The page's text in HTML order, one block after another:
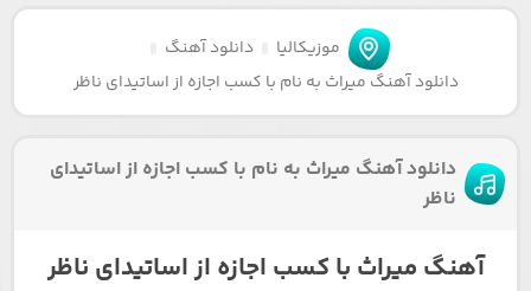
موزیکالیا
دانلود آهنگ
دانلود آهنگ میراث به نام با کسب اجازه از اساتیدای ناظر
دانلود آهنگ میراث به نام با کسب اجازه از اساتیدای
ناظر
آهنگ میراث با کسب اجازه از اساتیدای ناظر